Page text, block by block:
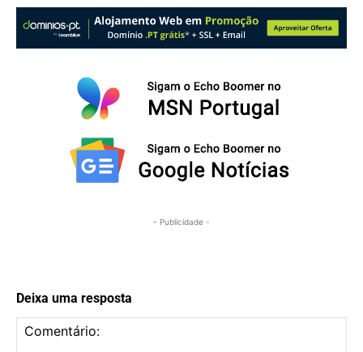
- Publicidade -
Deixa uma resposta